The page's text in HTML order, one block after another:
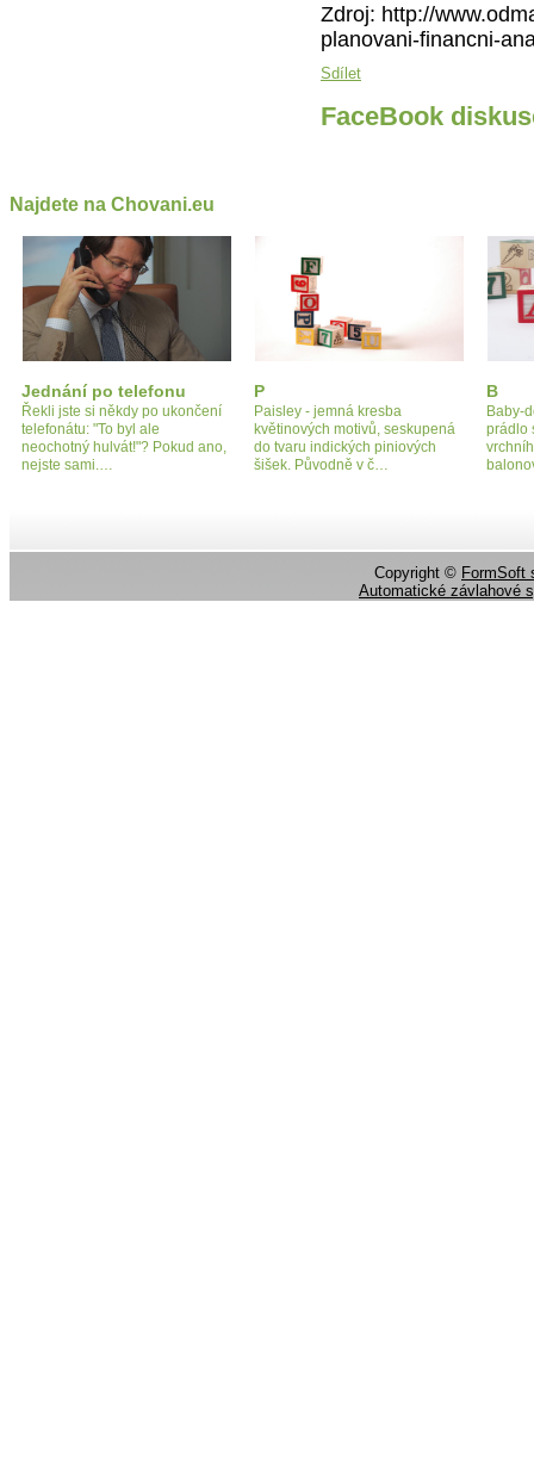
Zdroj: http://
planovani-financni-
Sdílet
FaceBook
Najdete na Chovani.eu
Jednání po telefonu
Řekli jste si někdy po ukončení
telefonátu: "To byl ale
neochotný hulvát!"? Pokud ano,
nejste sami.…
P
Paisley - jemná kresba
květinových motivů, seskupená
do tvaru indických piniových
šišek. Původně v č…
B
Baby-
prádlo
Copyright © FormSoft
Automatické závlahové